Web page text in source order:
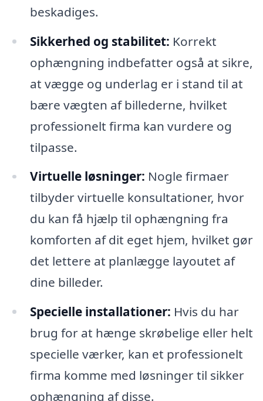
beskadiges.
Sikkerhed og stabilitet: Korrekt
ophængning indbefatter også at sikre,
at vægge og underlag er i stand til at
bære vægten af billederne, hvilket
professionelt firma kan vurdere og
tilpasse.
Virtuelle løsninger: Nogle firmaer
tilbyder virtuelle konsultationer, hvor
du kan få hjælp til ophængning fra
komforten af dit eget hjem, hvilket gør
det lettere at planlægge layoutet af
dine billeder.
Specielle installationer: Hvis du har
brug for at hænge skrøbelige eller helt
specielle værker, kan et professionelt
firma komme med løsninger til sikker
ophængning af disse.